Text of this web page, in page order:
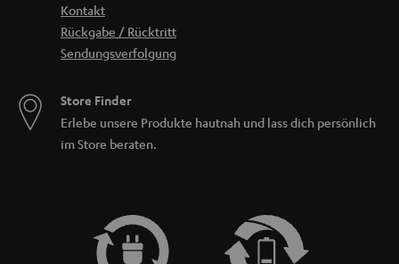
Kontakt
Rückgabe / Rücktritt
Sendungsverfolgung
Store Finder
Erlebe unsere Produkte hautnah und lass dich persönlich
im Store beraten.